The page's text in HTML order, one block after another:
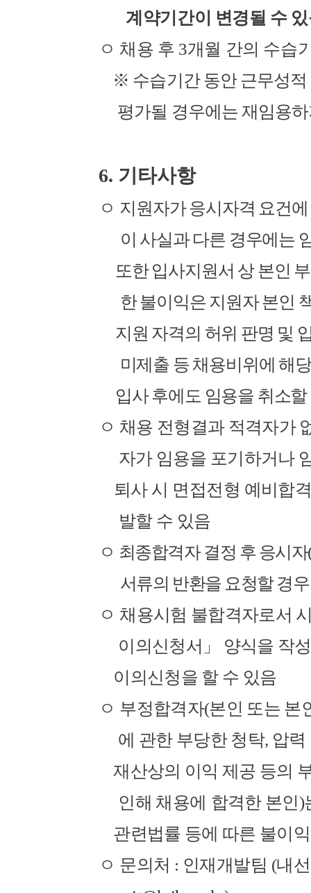
계약기간이
변경될 수
ㅇ 채용 후 3개월 간의 수습
※ 수습기간 동안 근무성적
평가될 경우에는 재임용
6. 기타사항
ㅇ 지원자가 응시자격 요건
이 사실과 다른 경우에는
또한 입사지원서 상 본인
한 불이익은 지원자 본인
지원 자격의 허위 판명 및
미제출 등 채용비위에 해
입사 후에도 임용을 취소할
ㅇ 채용 전형결과 적격자가
자가 임용을 포기하거나
퇴사 시 면접전형 예비합
발할 수 있음
ㅇ 최종합격자 결정 후 응시자
서류의 반환을 요청할 경
ㅇ 채용시험 불합격자로서
이의신청서 」 양식을 작
이의신청을 할 수 있음
ㅇ 부정합격자(본인 또는 본
에 관한 부당한 청탁, 압력
재산상의 이익 제공 등의
인해 채용에 합격한 본인)
관련법률 등에 따른 불이
ㅇ 문의처 : 인재개발팀 (내